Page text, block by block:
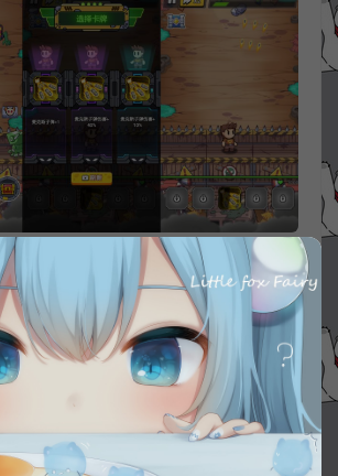
为 30 星钻，请先 登录